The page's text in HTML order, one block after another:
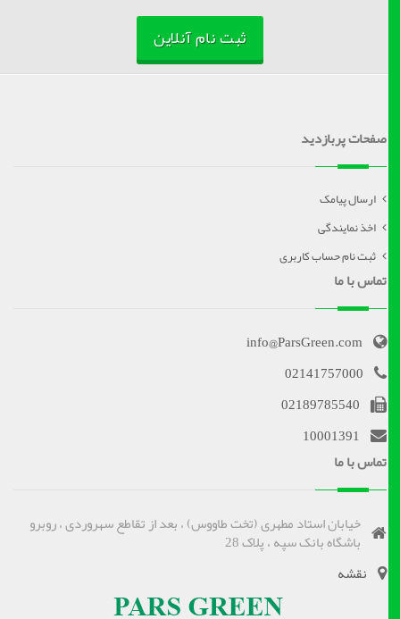
ثبت نام آنلاین
صفحات پربازدید
ارسال پیامک
اخذ نمایندگی
ثبت نام حساب کاربری
تماس با ما
info@ParsGreen.com
02141757000
02189785540
10001391
تماس با ما
خیابان استاد مطهری (تخت طاووس) ، بعد از تقاطع سهروردی ، روبرو
باشگاه بانک سپه ، پلاک 28
نقشه